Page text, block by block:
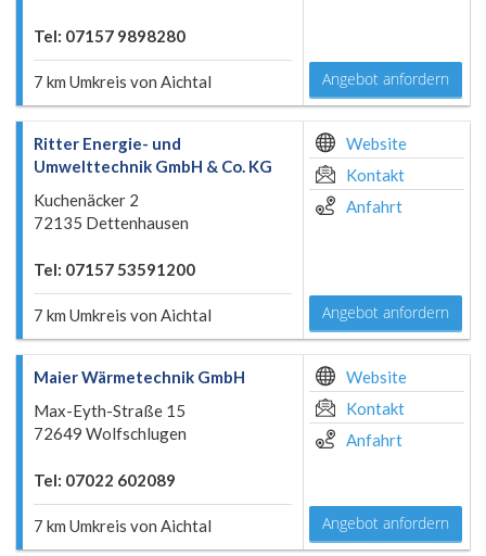
Tel: 07157 9898280
7 km Umkreis von Aichtal Angebot anfordern
Ritter Energie- und
Umwelttechnik GmbH & Co. KG
Kuchenäcker 2
72135 Dettenhausen
Tel: 07157 53591200
7 km Umkreis von Aichtal
Website
Kontakt
Anfahrt
Angebot anfordern
Maier Wärmetechnik GmbH
Max-Eyth-Straße 15
72649 Wolfschlugen
Tel: 07022 602089
7 km Umkreis von Aichtal
Website
Kontakt
Anfahrt
Angebot anfordern